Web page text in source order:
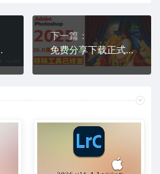
v17.0 x64
下一篇：
免费分享下载正式修复鹰标PS2025中文汉化破解版Adobe Photoshop 2025 v26.0 Multilingual